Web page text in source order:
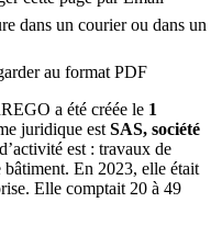
dans un courier ou dans un
au format PDF
a été créée le 1
juridique est SAS, société
est : travaux de
bâtiment. En 2023, elle était
Elle comptait 20 à 49